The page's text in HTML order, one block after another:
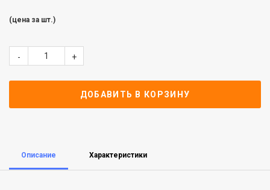
(цена за шт.)
- +
ДОБАВИТЬ В КОРЗИНУ
Описание Характеристики